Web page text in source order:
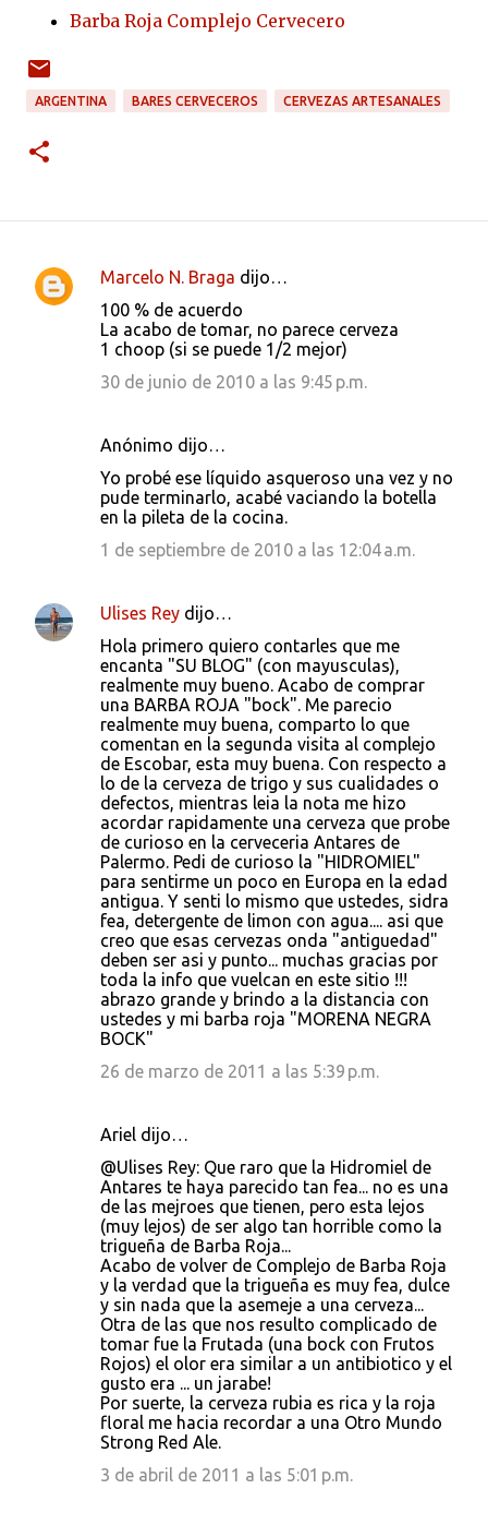
Barba Roja Complejo Cervecero
ARGENTINA BARES CERVECEROS CERVEZAS ARTESANALES
C
Marcelo N. Braga dijo…
100 % de acuerdo
La acabo de tomar, no parece cerveza
1 choop (si se puede 1/2 mejor)
30 de junio de 2010 a las 9:45 p.m.
Anónimo dijo…
Yo probé ese líquido asqueroso una vez y no
pude terminarlo, acabé vaciando la botella
en la pileta de la cocina.
1 de septiembre de 2010 a las 12:04 a.m.
Ulises Rey dijo…
Hola primero quiero contarles que me
encanta "SU BLOG" (con mayusculas),
realmente muy bueno. Acabo de comprar
una BARBA ROJA "bock". Me parecio
realmente muy buena, comparto lo que
comentan en la segunda visita al complejo
de Escobar, esta muy buena. Con respecto a
lo de la cerveza de trigo y sus cualidades o
defectos, mientras leia la nota me hizo
acordar rapidamente una cerveza que probe
de curioso en la cerveceria Antares de
Palermo. Pedi de curioso la "HIDROMIEL"
para sentirme un poco en Europa en la edad
antigua. Y senti lo mismo que ustedes, sidra
fea, detergente de limon con agua.... asi que
creo que esas cervezas onda "antiguedad"
deben ser asi y punto... muchas gracias por
toda la info que vuelcan en este sitio !!!
abrazo grande y brindo a la distancia con
ustedes y mi barba roja "MORENA NEGRA
BOCK"
26 de marzo de 2011 a las 5:39 p.m.
Ariel dijo…
@Ulises Rey: Que raro que la Hidromiel de
Antares te haya parecido tan fea... no es una
de las mejroes que tienen, pero esta lejos
(muy lejos) de ser algo tan horrible como la
trigueña de Barba Roja...
Acabo de volver de Complejo de Barba Roja
y la verdad que la trigueña es muy fea, dulce
y sin nada que la asemeje a una cerveza...
Otra de las que nos resulto complicado de
tomar fue la Frutada (una bock con Frutos
Rojos) el olor era similar a un antibiotico y el
gusto era ... un jarabe!
Por suerte, la cerveza rubia es rica y la roja
floral me hacia recordar a una Otro Mundo
Strong Red Ale.
3 de abril de 2011 a las 5:01 p.m.